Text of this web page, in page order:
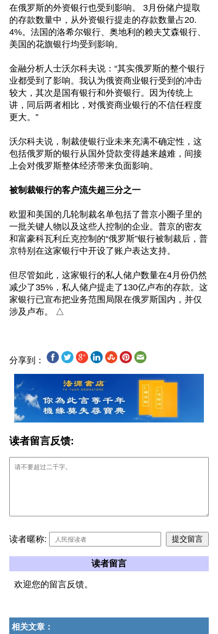
在俄罗斯的外资银行也受到影响。 3月份储户提取
的存款数量中，从外资银行提走的存款数量占20.
4%。法国的洛希尔银行、奥地利的赖夫艾森银行、
美国的花旗银行均受到影响。
金融分析人士沃尔科夫说：“其实俄罗斯的整个银行
业都受到了影响。我认为俄资商业银行受到的冲击
较大，其次是国有银行和外资银行。因为传统上
讲，同后两者相比，对俄资商业银行的不信任程度
更大。”
沃尔科夫说，制裁使银行业未​​来充满不确定性，这
包括俄罗斯的银行从国外贷款变得越来越难，间接
上会对俄罗斯整体经济带来负面影响。
被制裁银行的客户流失超三分之一
欧盟和美国的几轮制裁名单包括了普京小圈子里的
一批关键人物以及这些人控制的企业。普京的密友
和富豪科瓦利丘克控制的“俄罗斯”银行被制裁后，普
京特别在这家银行中开设了账户表达支持。
但尽管如此，这家银行的私人储户数量在4月份仍然
减少了35%，私人储户提走了130亿卢布的存款。这
家银行已宣布把业务范围局限在俄罗斯国内，并仅
分享到：
读者留言反馈:
读者暱称:
读者留言
欢迎您的留言反馈。
相关文章：